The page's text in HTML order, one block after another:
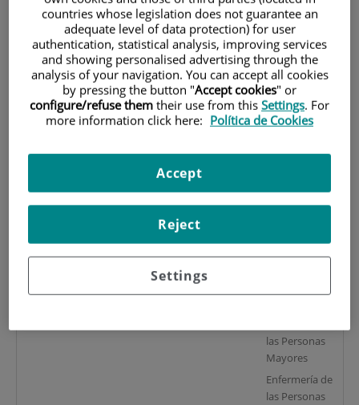
jose.abad@quironsalud.es
Seguridad en
el Manejo
Terapéutico
Tutor de TFG
Dra. Cristina Barneto Valero
cristina.barneto@quironsalud.es
Planes de
Emergencia
Tutora de TFG
marta.garrigues@inv.uam.es
marta.garrigues@quironsalud.es
las Personas
Mayores
Enfermería de
las Personas
countries whose legislation does not guarantee an
adequate level of data protection) for user
authentication, statistical analysis, improving services
and showing personalised advertising through the
analysis of your navigation. You can accept all cookies
by pressing the button "Accept cookies" or
configure/refuse them their use from this Settings. For
more information click here: Política de Cookies
Settings
Reject
Accept